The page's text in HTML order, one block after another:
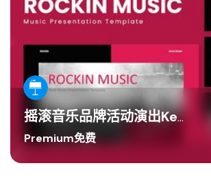
摇滚音乐品牌活动演出Keynote模板
Premium免费